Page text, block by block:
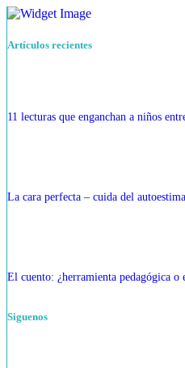
Artículos recientes
11 lecturas que enganchan a niños
La cara perfecta – cuida del
El cuento: ¿herramienta pedagógica o
Siguenos